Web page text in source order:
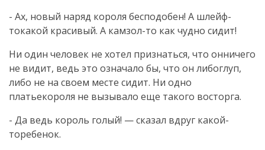
- Ах, новый наряд короля бесподобен! А шлейф-
токакой красивый. А камзол-то как чудно сидит!
Ни один человек не хотел признаться, что онничего
не видит, ведь это означало бы, что он либоглуп,
либо не на своем месте сидит. Ни одно
платьекороля не вызывало еще такого восторга.
- Да ведь король голый! — сказал вдруг какой-
торебенок.